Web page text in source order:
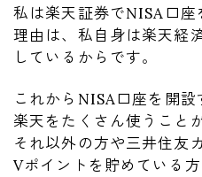
私は楽天証券でNISA口座
理由は、私自身は楽天経
しているからです。
これからNISA口座を開設
楽天をたくさん使うこと
それ以外の方や三井住友
Vポイントを貯めている